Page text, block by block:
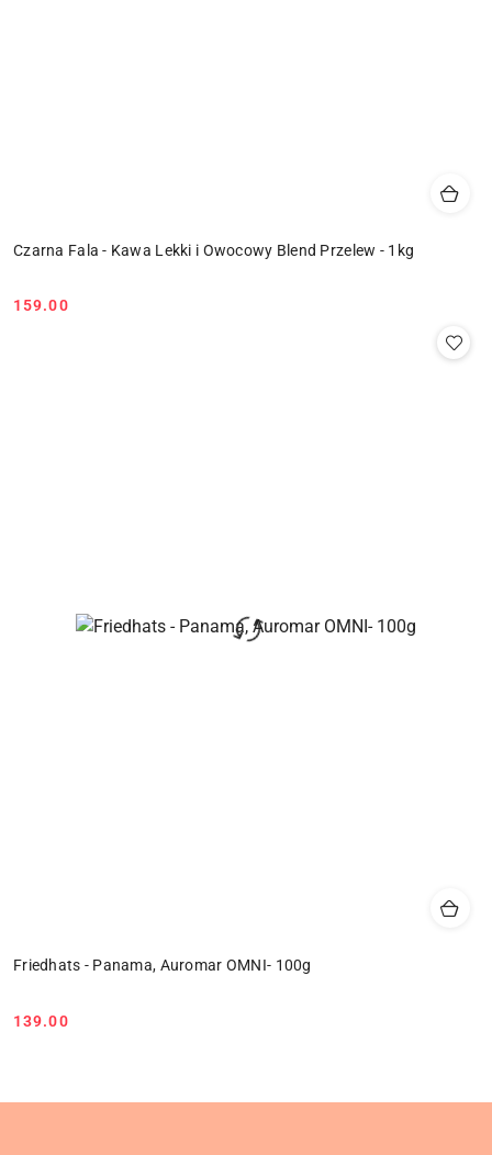
Czarna Fala - Kawa Lekki i Owocowy Blend Przelew - 1kg
Cena:
159.00
Friedhats - Panama, Auromar OMNI- 100g
Cena:
139.00